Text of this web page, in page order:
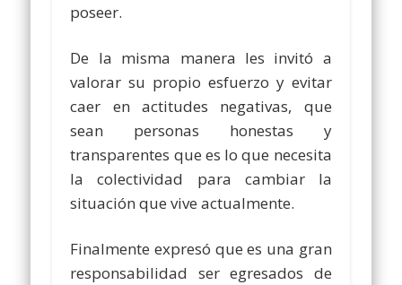
poseer.
De la misma manera les invitó a
valorar su propio esfuerzo y evitar
caer en actitudes negativas, que
sean personas honestas y
transparentes que es lo que necesita
la colectividad para cambiar la
situación que vive actualmente.
Finalmente expresó que es una gran
responsabilidad ser egresados de